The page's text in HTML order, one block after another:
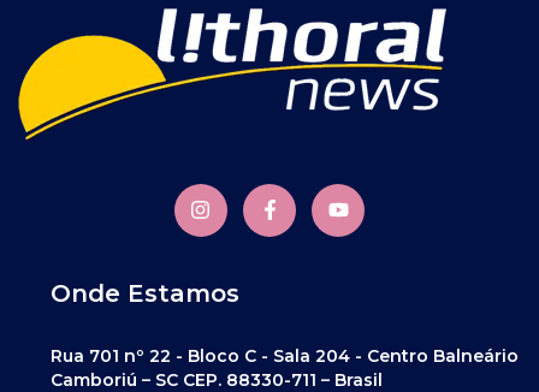
Onde Estamos
Rua 701 nº 22 - Bloco C - Sala 204 - Centro Balneário
Camboriú – SC CEP. 88330-711 – Brasil